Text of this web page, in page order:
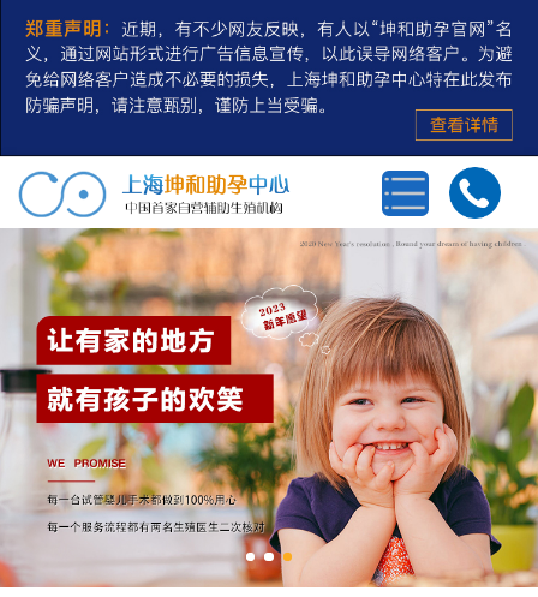
首页
三代试管婴儿
第三方辅助生殖
私人定制
冻卵/冻精
海外生殖